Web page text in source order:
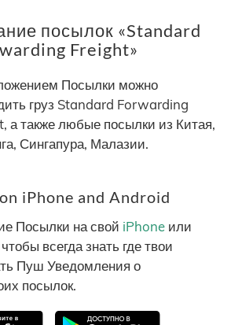
посылок «Standard
Freight»
Посылки можно
груз Standard Forwarding
а также любые посылки из Китая,
Сингапура, Малазии.
iPhone and Android
Посылки на свой iPhone или
всегда знать где твои
Пуш Уведомления о
посылок.